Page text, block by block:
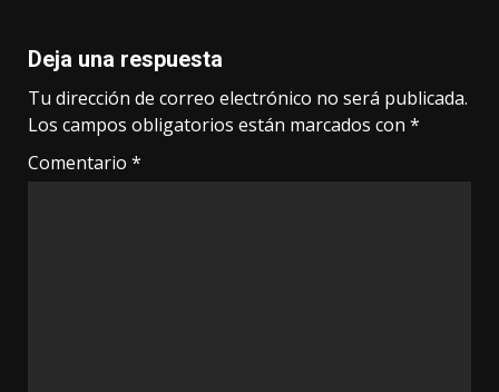
Deja una respuesta
Tu dirección de correo electrónico no será publicada.
Los campos obligatorios están marcados con *
Comentario *